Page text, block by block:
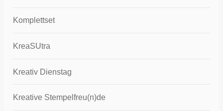
Komplettset
KreaSUtra
Kreativ Dienstag
Kreative Stempelfreu(n)de